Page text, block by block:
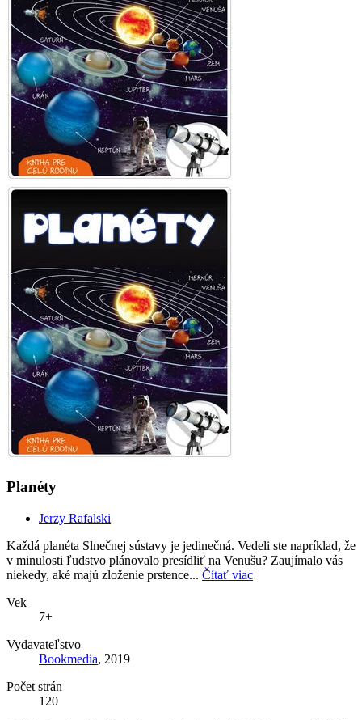
Planéty
Jerzy Rafalski
Každá planéta Slnečnej sústavy je jedinečná. Vedeli ste napríklad, že
v minulosti ľudstvo plánovalo presídliť na Venušu? Zaujímalo vás
niekedy, aké majú zloženie prstence... Čítať viac
Vek
7+
Vydavateľstvo
Bookmedia, 2019
Počet strán
120